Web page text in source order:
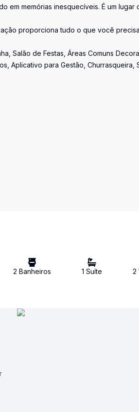
em memórias inesquecíveis. É um lugar
proporciona tudo o que você
Salão de Festas, Áreas Comuns
Aplicativo para Gestão, Churrasqueira,
2 Banheiros 1 Suíte 2